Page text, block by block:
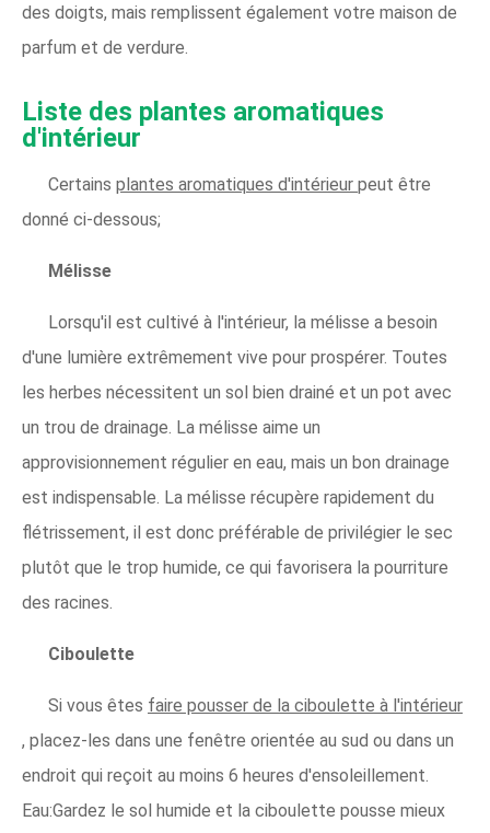
des doigts, mais remplissent également votre maison de
parfum et de verdure.
Liste des plantes aromatiques
d'intérieur
Certains plantes aromatiques d'intérieur peut être
donné ci-dessous;
Mélisse
Lorsqu'il est cultivé à l'intérieur, la mélisse a besoin
d'une lumière extrêmement vive pour prospérer. Toutes
les herbes nécessitent un sol bien drainé et un pot avec
un trou de drainage. La mélisse aime un
approvisionnement régulier en eau, mais un bon drainage
est indispensable. La mélisse récupère rapidement du
flétrissement, il est donc préférable de privilégier le sec
plutôt que le trop humide, ce qui favorisera la pourriture
des racines.
Ciboulette
Si vous êtes faire pousser de la ciboulette à l'intérieur
, placez-les dans une fenêtre orientée au sud ou dans un
endroit qui reçoit au moins 6 heures d'ensoleillement.
Eau:Gardez le sol humide et la ciboulette pousse mieux